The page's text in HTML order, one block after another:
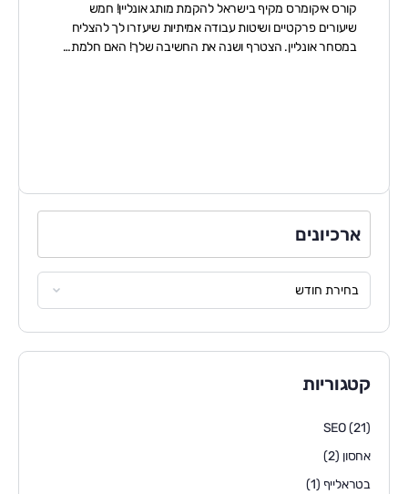
קורס איקומרס מקיף בישראל להקמת מותג אונליין! חמש
שיעורים פרקטיים ושיטות עבודה אמיתיות שיעזרו לך להצליח
במסחר אונליין. הצטרף ושנה את החשיבה שלך! האם חלמת…
ארכיונים
קטגוריות
SEO(21)
אחסון (2)
בטראלייף (1)